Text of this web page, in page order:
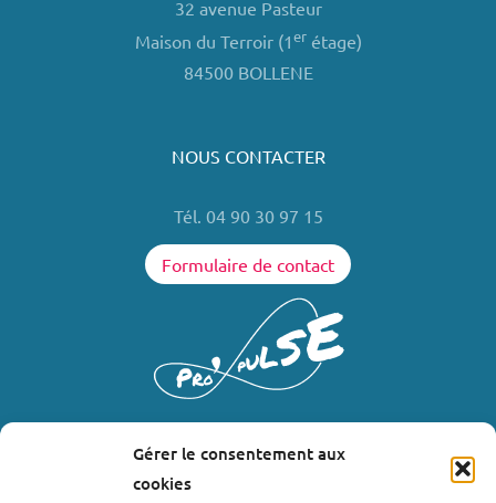
Gérer le consentement aux
cookies
32 avenue Pasteur
Maison du Terroir (1erétage)
84500 BOLLENE
NOUS CONTACTER
Tél. 04 90 30 97 15
Formulaire de contact